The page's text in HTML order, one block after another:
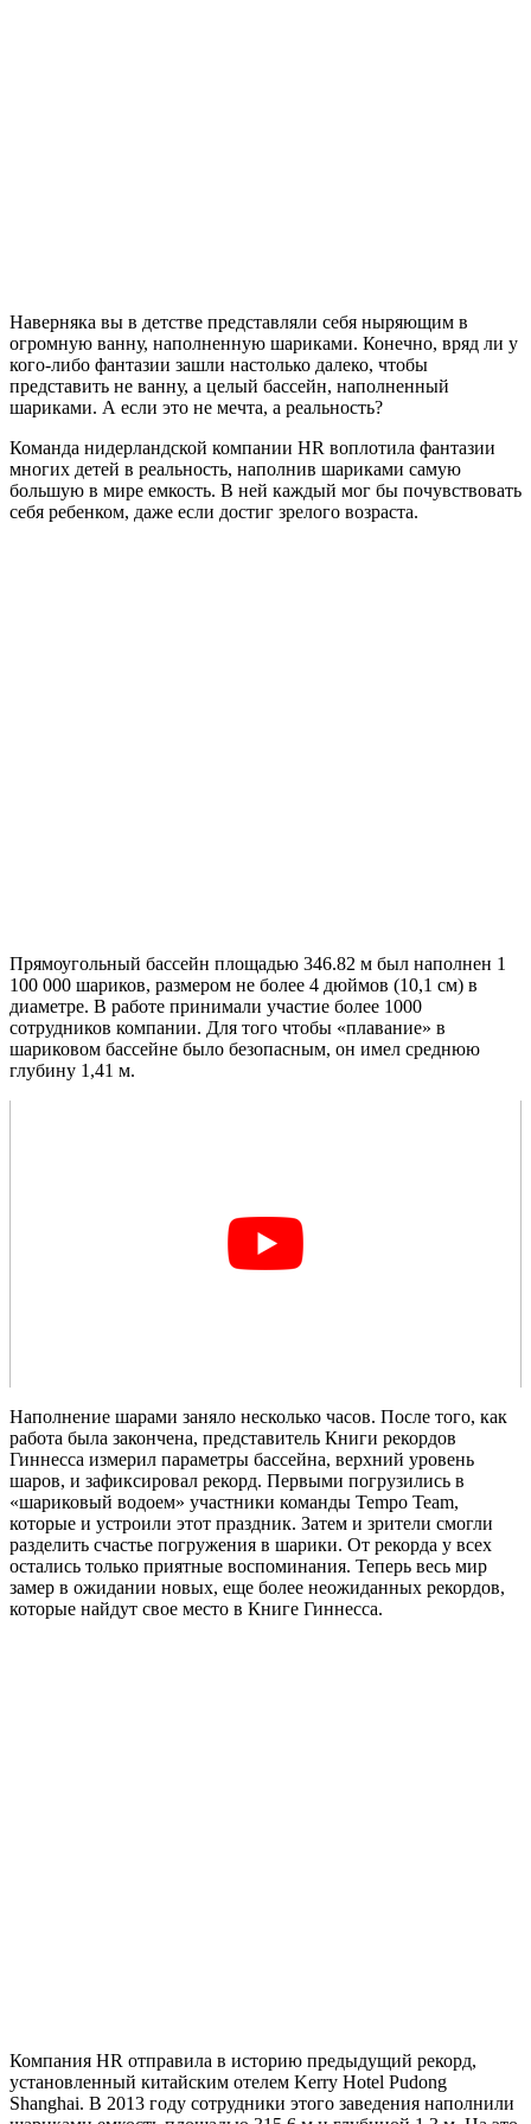
Наверняка вы в детстве представляли себя ныряющим в
огромную ванну, наполненную шариками. Конечно, вряд ли у
кого-либо фантазии зашли настолько далеко, чтобы
представить не ванну, а целый бассейн, наполненный
шариками. А если это не мечта, а реальность?
Команда нидерландской компании HR воплотила фантазии
многих детей в реальность, наполнив шариками самую
большую в мире емкость. В ней каждый мог бы почувствовать
себя ребенком, даже если достиг зрелого возраста.
Прямоугольный бассейн площадью 346.82 м был наполнен 1
100 000 шариков, размером не более 4 дюймов (10,1 см) в
диаметре. В работе принимали участие более 1000
сотрудников компании. Для того чтобы «плавание» в
шариковом бассейне было безопасным, он имел среднюю
глубину 1,41 м.
Наполнение шарами заняло несколько часов. После того, как
работа была закончена, представитель Книги рекордов
Гиннесса измерил параметры бассейна, верхний уровень
шаров, и зафиксировал рекорд. Первыми погрузились в
«шариковый водоем» участники команды Tempo Team,
которые и устроили этот праздник. Затем и зрители смогли
разделить счастье погружения в шарики. От рекорда у всех
остались только приятные воспоминания. Теперь весь мир
замер в ожидании новых, еще более неожиданных рекордов,
которые найдут свое место в Книге Гиннесса.
Компания HR отправила в историю предыдущий рекорд,
установленный китайским отелем Kerry Hotel Pudong
Shanghai. В 2013 году сотрудники этого заведения наполнили